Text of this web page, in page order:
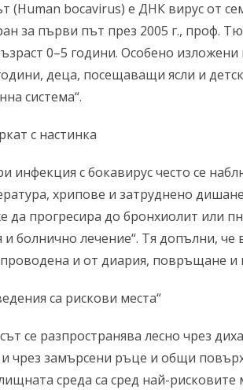
(Human bocavirus) е ДНК вирус от
за първи път през 2005 г., проф.
0–5 години. Особено изложени
деца, посещаващи ясли и
система“.
с настинка
инфекция с бокавирус често се
хрипове и затруднено
да прогресира до бронхиолит или
болнично лечение“. Тя допълни, че
и от диария, повръщане и
са рискови места“
се разпространява лесно чрез
чрез замърсени ръце и общи
среда са сред най-рисковите